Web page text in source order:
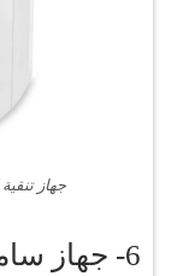
جهاز
6- جهاز